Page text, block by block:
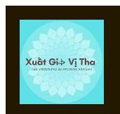
phần
nội
dung